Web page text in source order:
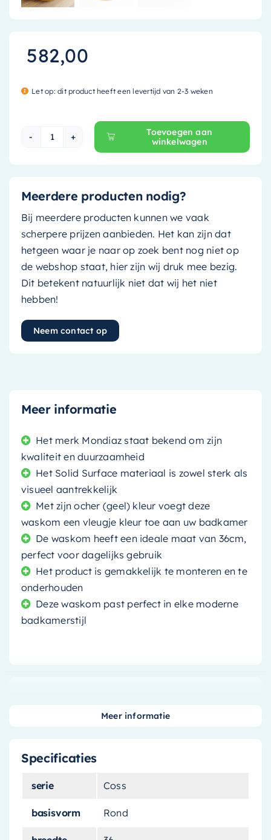
582,00
Let op: dit product heeft een levertijd van 2-3 weken
Mondiaz Waskom Coss - solid surface -
Toevoegen aan
winkelwagen
Meerdere producten nodig?
Bij meerdere producten kunnen we vaak
scherpere prijzen aanbieden. Het kan zijn dat
hetgeen waar je naar op zoek bent nog niet op
de webshop staat, hier zijn wij druk mee bezig.
Dit betekent natuurlijk niet dat wij het niet
hebben!
Neem contact op
Meer informatie
Het merk Mondiaz staat bekend om zijn
kwaliteit en duurzaamheid
Het Solid Surface materiaal is zowel sterk als
visueel aantrekkelijk
Met zijn ocher (geel) kleur voegt deze
waskom een vleugje kleur toe aan uw badkamer
De waskom heeft een ideale maat van 36cm,
perfect voor dagelijks gebruik
Het product is gemakkelijk te monteren en te
onderhouden
Deze waskom past perfect in elke moderne
badkamerstijl
met de Mondiaz Waskom Coss
Het vinden van de perfecte waskom voor uw
badkamer kan een uitdaging zijn, maar de
Mondiaz Waskom Coss
gemaakt van
Solid Surface
Specificaties
serie Coss
basisvorm Rond
Meer informatie